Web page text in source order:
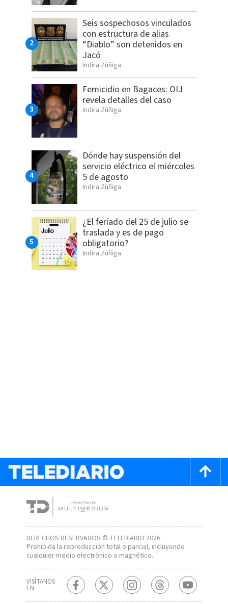
Seis sospechosos vinculados
con estructura de alias
“Diablo” son detenidos en
Jacó
Indira Zúñiga
Femicidio en Bagaces: OIJ
revela detalles del caso
Indira Zúñiga
Dónde hay suspensión del
servicio eléctrico el miércoles
5 de agosto
Indira Zúñiga
¿El feriado del 25 de julio se
traslada y es de pago
obligatorio?
Indira Zúñiga
DERECHOS RESERVADOS © TELEDIARIO 2026
Prohibida la reproducción total o parcial, incluyendo
cualquier medio electrónico o magnético.
VISÍTANOS
EN